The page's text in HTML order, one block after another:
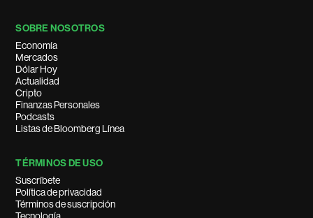
SOBRE NOSOTROS
Economía
Mercados
Dólar Hoy
Actualidad
Cripto
Finanzas Personales
Podcasts
Listas de Bloomberg Línea
TÉRMINOS DE USO
Suscríbete
Política de privacidad
Términos de suscripción